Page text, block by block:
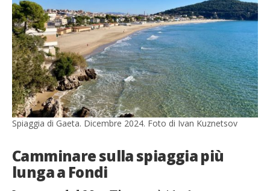
Spiaggia di Gaeta. Dicembre 2024. Foto di Ivan Kuznetsov
Camminare sulla spiaggia più
lunga a Fondi